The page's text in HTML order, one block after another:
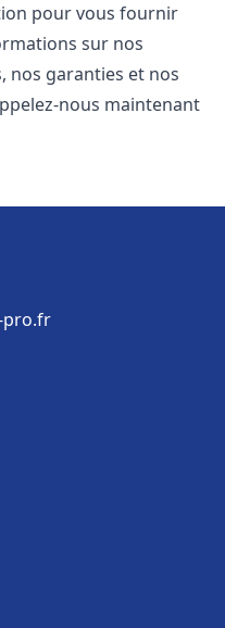
pour vous fournir
sur nos
nos garanties et nos
nous maintenant
pro.fr